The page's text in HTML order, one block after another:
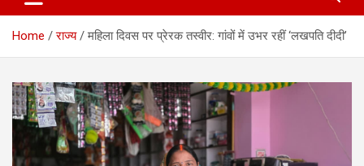
Home राज्य महिला दिवस पर प्रेरक तस्वीर: गांवों में उभर रहीं ‘लखपति दीदी’